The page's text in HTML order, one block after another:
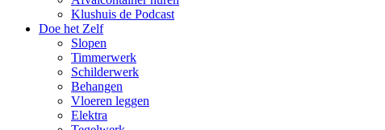
Klushuis de Podcast
Doe het Zelf
Slopen
Timmerwerk
Schilderwerk
Behangen
Vloeren leggen
Elektra